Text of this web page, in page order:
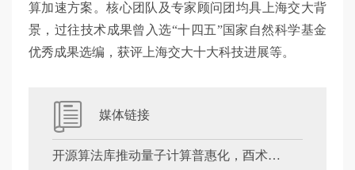
算加速方案。核心团队及专家顾问团均具上海交大背
景，过往技术成果曾入选“十四五”国家自然科学基金
优秀成果选编，获评上海交大十大科技进展等。
媒体链接
开源算法库推动量子计算普惠化，酉术量子发布全链路量子科学计算平台